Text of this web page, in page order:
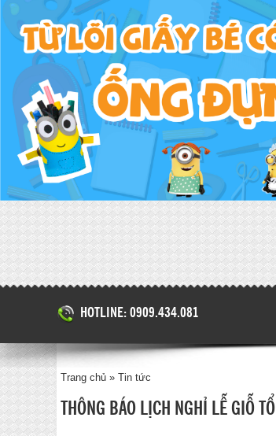
HOTLINE: 0909.434.081
Trang chủ » Tin tức
THÔNG BÁO LỊCH NGHỈ LỄ GIỖ TỔ